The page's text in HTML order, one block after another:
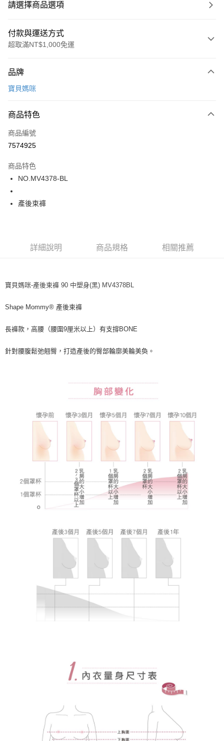
請選擇商品選項
付款與運送方式
超取滿NT$1,000免運
信用卡一次付款
LINE Pay
街口支付
運送方式
全家取貨付款
每筆NT$80，滿NT$1,000(含以上)免運費
付款後7-11取貨
每筆NT$80，滿NT$1,000(含以上)免運費
每筆NT$80，滿NT$1,000(含以上)免運費
離島
每筆NT$80，滿NT$1,000(含以上)免運費
品牌
寶貝媽咪
商品特色
商品編號
7574925
商品特色
NO.MV4378-BL
產後束褲
詳細說明 商品規格 相關推薦
寶貝媽咪-產後束褲 90 中塑身(黑) MV4378BL
Shape Mommy® 產後束褲
長褲款，高腰（腰圍9厘米以上）有支撐BONE
針對腰腹鬆弛翹臀，打造產後的臀部輪廓美輪美奐。